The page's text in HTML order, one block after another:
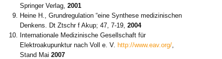
Springer Verlag, 2001
Heine H., Grundregulation “eine Synthese medizinischen
Denkens. Dt Ztschr f Akup; 47, 7-19, 2004
Internationale Medizinische Gesellschaft für
Elektroakupunktur nach Voll e. V. http://www.eav.org/,
Stand Mai 2007